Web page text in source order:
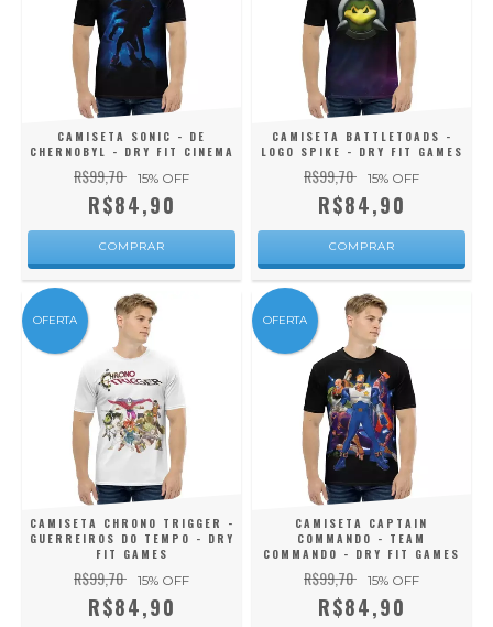
CAMISETA SONIC - DE
CHERNOBYL - DRY FIT CINEMA
R$99,70 15% OFF
R$84,90
COMPRAR
CAMISETA BATTLETOADS -
LOGO SPIKE - DRY FIT GAMES
R$99,70 15% OFF
R$84,90
COMPRAR
OFERTA
CAMISETA CHRONO TRIGGER -
GUERREIROS DO TEMPO - DRY
FIT GAMES
R$99,70 15% OFF
R$84,90
OFERTA
CAMISETA CAPTAIN
COMMANDO - TEAM
COMMANDO - DRY FIT GAMES
R$99,70 15% OFF
R$84,90